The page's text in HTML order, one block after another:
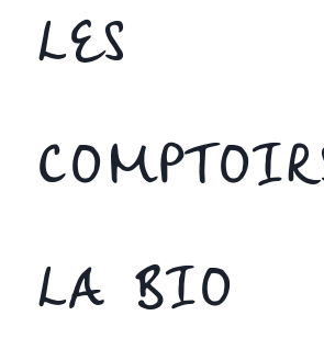
LES
LA BIO